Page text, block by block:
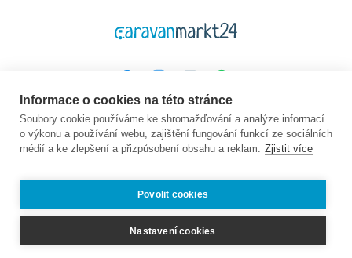
Platforma
Domovská stránka
Koupit
Prodej
otázky
Společnost
O nás
Kontakt
Průvodce
Nabídky práce:
Partner
Právní
GTC
Ochrana údajů
Otisk
Informace o cookies na této stránce
Soubory cookie používáme ke shromažďování a analýze informací
o výkonu a používání webu, zajištění fungování funkcí ze sociálních
médií a ke zlepšení a přizpůsobení obsahu a reklam. Zjistit více
Povolit cookies
Nastavení cookies